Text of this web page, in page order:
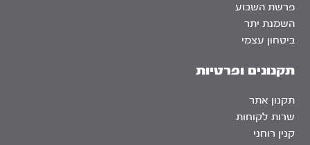
פרשת השבוע
השמנת יתר
ביטחון עצמי
תקנונים ופרטיות
תקנון אתר
שרות לקוחות
קנין רוחני